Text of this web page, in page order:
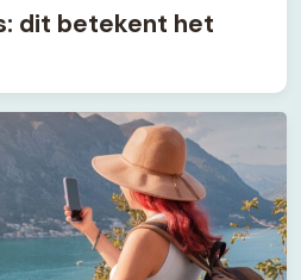
dit betekent het